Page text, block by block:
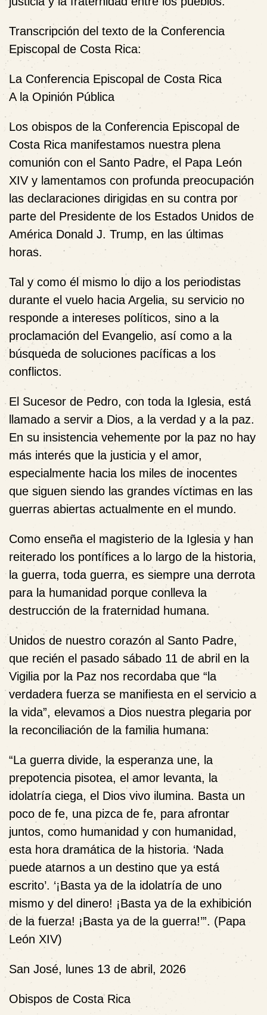
Transcripción del texto de la Conferencia
Episcopal de Costa Rica:
La Conferencia Episcopal de Costa Rica
A la Opinión Pública
Los obispos de la Conferencia Episcopal de
Costa Rica manifestamos nuestra plena
comunión con el Santo Padre, el Papa León
XIV y lamentamos con profunda preocupación
las declaraciones dirigidas en su contra por
parte del Presidente de los Estados Unidos de
América Donald J. Trump, en las últimas
horas.
Tal y como él mismo lo dijo a los periodistas
durante el vuelo hacia Argelia, su servicio no
responde a intereses políticos, sino a la
proclamación del Evangelio, así como a la
búsqueda de soluciones pacíficas a los
conflictos.
El Sucesor de Pedro, con toda la Iglesia, está
llamado a servir a Dios, a la verdad y a la paz.
En su insistencia vehemente por la paz no hay
más interés que la justicia y el amor,
especialmente hacia los miles de inocentes
que siguen siendo las grandes víctimas en las
guerras abiertas actualmente en el mundo.
Como enseña el magisterio de la Iglesia y han
reiterado los pontífices a lo largo de la historia,
la guerra, toda guerra, es siempre una derrota
para la humanidad porque conlleva la
destrucción de la fraternidad humana.
Unidos de nuestro corazón al Santo Padre,
que recién el pasado sábado 11 de abril en la
Vigilia por la Paz nos recordaba que “la
verdadera fuerza se manifiesta en el servicio a
la vida”, elevamos a Dios nuestra plegaria por
la reconciliación de la familia humana:
“La guerra divide, la esperanza une, la
prepotencia pisotea, el amor levanta, la
idolatría ciega, el Dios vivo ilumina. Basta un
poco de fe, una pizca de fe, para afrontar
juntos, como humanidad y con humanidad,
esta hora dramática de la historia. ‘Nada
puede atarnos a un destino que ya está
escrito’. ‘¡Basta ya de la idolatría de uno
mismo y del dinero! ¡Basta ya de la exhibición
de la fuerza! ¡Basta ya de la guerra!’”. (Papa
León XIV)
San José, lunes 13 de abril, 2026
Obispos de Costa Rica